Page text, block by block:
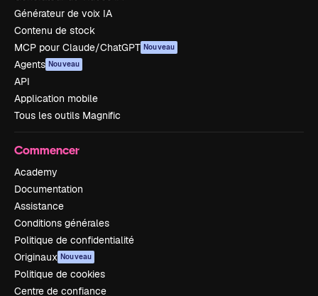
Générateur de voix IA
Contenu de stock
MCP pour Claude/ChatGPT Nouveau
Agents Nouveau
API
Application mobile
Tous les outils Magnific
Commencer
Academy
Documentation
Assistance
Conditions générales
Politique de confidentialité
Originaux Nouveau
Politique de cookies
Centre de confiance